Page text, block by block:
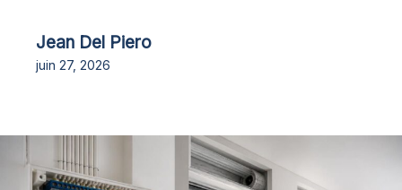
Jean Del Piero
juin 27, 2026